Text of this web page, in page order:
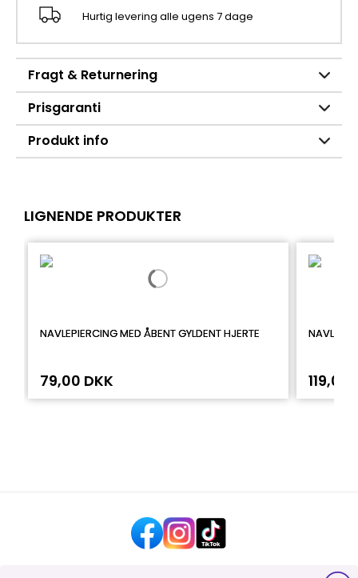
Hurtig levering alle ugens 7 dage
Fragt & Returnering
Prisgaranti
Produkt info
LIGNENDE PRODUKTER
NAVLEPIERCING MED ÅBENT GYLDENT HJERTE
79,00 DKK 119,00